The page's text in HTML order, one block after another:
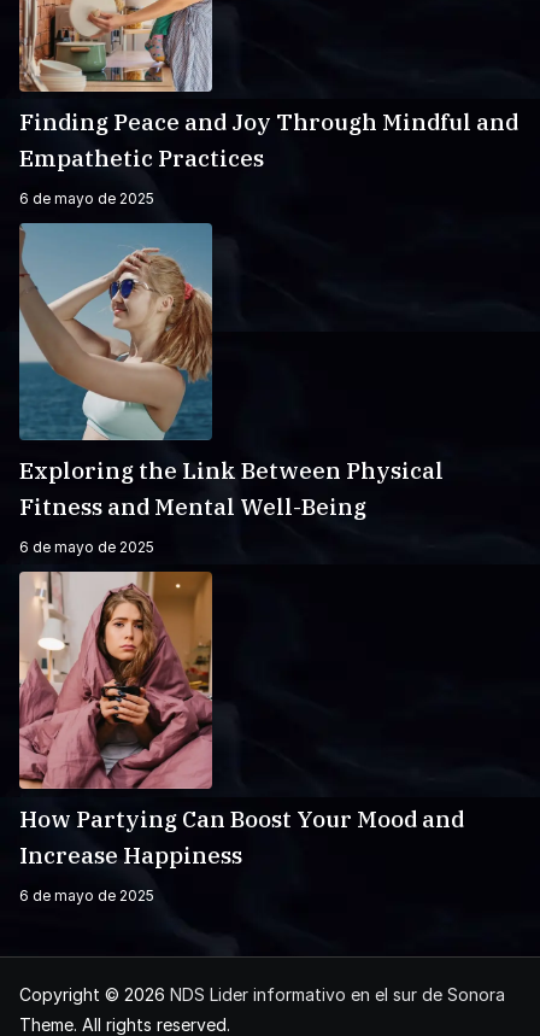
Finding Peace and Joy Through Mindful and
Empathetic Practices
6 de mayo de 2025
Exploring the Link Between Physical
Fitness and Mental Well-Being
6 de mayo de 2025
How Partying Can Boost Your Mood and
Increase Happiness
6 de mayo de 2025
Copyright © 2026 NDS Lider informativo en el sur de Sonora
Theme. All rights reserved.